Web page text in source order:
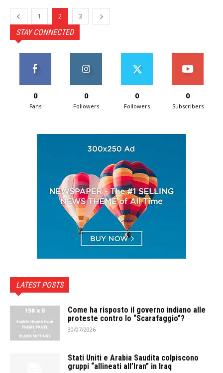
1 2 3
STAY CONNECTED
0
Fans
0
Followers
0
Followers
0
Subscribers
LATEST POSTS
Come ha risposto il governo indiano alle
proteste contro lo “Scarafaggio”?
30/07/2026
Stati Uniti e Arabia Saudita colpiscono
gruppi “allineati all’Iran” in Iraq